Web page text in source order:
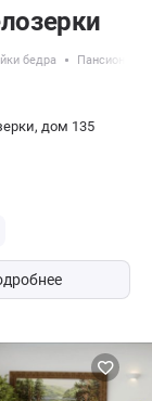
бедра Пансионаты
дом 135